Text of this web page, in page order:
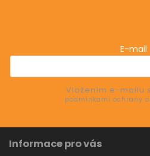
E-mail
Vložením e-mailu
podmínkami ochrany
Informace pro vás